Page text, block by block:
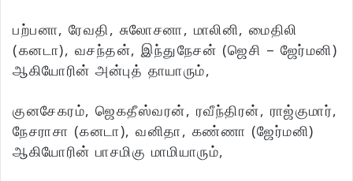
பற்பனா, ரேவதி, சுலோசனா, மாலினி, மைதிலி
(கனடா), வசந்தன், இந்துநேசன் (ஜெசி – ஜேர்மனி)
ஆகியோரின் அன்புத் தாயாரும்,
குனசேகரம், ஜெகதீஸ்வரன், ரவீந்திரன், ராஜ்குமார்,
நேசராசா (கனடா), வனிதா, கண்ணா (ஜேர்மனி)
ஆகியோரின் பாசமிகு மாமியாரும்,